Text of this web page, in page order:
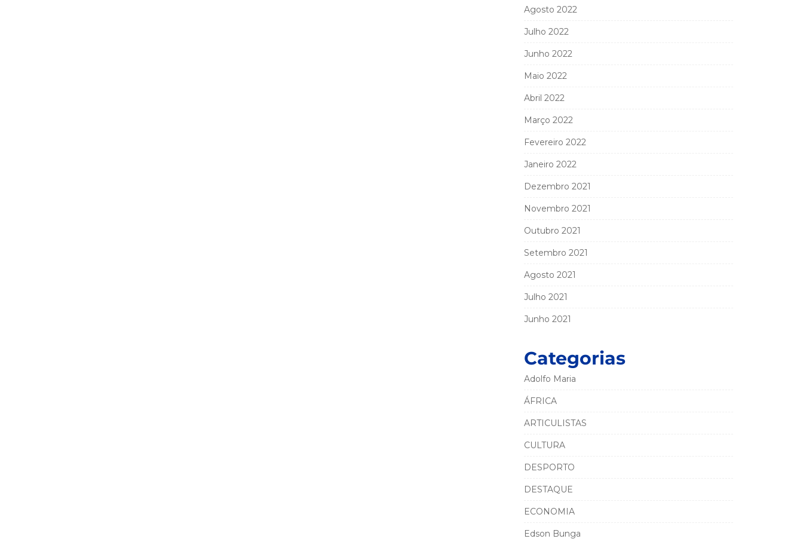
Agosto 2022
Julho 2022
Junho 2022
Maio 2022
Abril 2022
Março 2022
Fevereiro 2022
Janeiro 2022
Dezembro 2021
Novembro 2021
Outubro 2021
Setembro 2021
Agosto 2021
Julho 2021
Junho 2021
Categorias
Adolfo Maria
ÁFRICA
ARTICULISTAS
CULTURA
DESPORTO
DESTAQUE
ECONOMIA
Edson Bunga